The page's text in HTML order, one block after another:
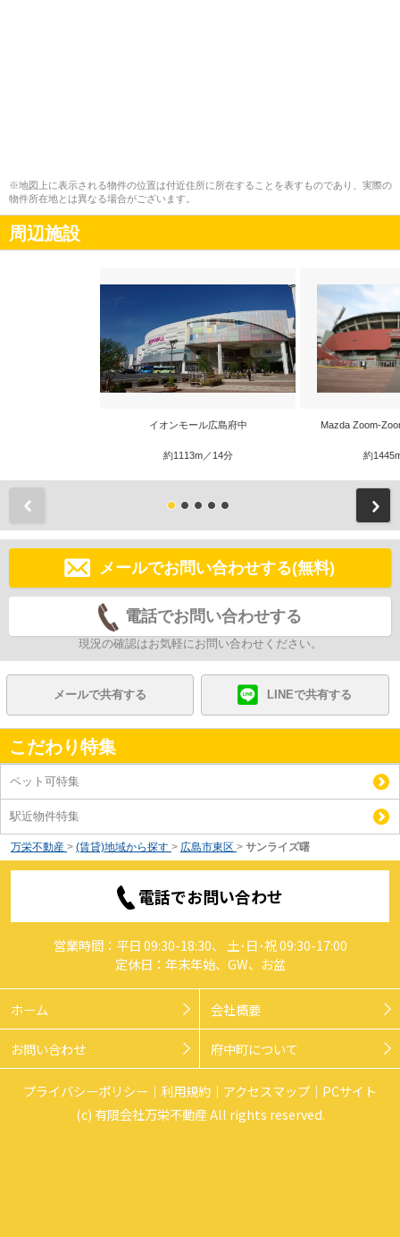
※地図上に表示される物件の位置は付近住所に所在することを表すものであり、実際の
物件所在地とは異なる場合がございます。
周辺施設
イオンモール広島府中
約1113m／14分
Mazda Zoom-
約
メールでお問い合わせする(無料)
電話でお問い合わせする
現況の確認はお気軽にお問い合わせください。
メールで共有する LINEで共有する
こだわり特集
ペット可特集
駅近物件特集
万栄不動産 > (賃貸)地域から探す > 広島市東区 > サンライズ曙
電話でお問い合わせ
営業時間：平日 09:30-18:30、 土･日･祝 09:30-17:00
定休日：年末年始、GW、お盆
ホーム 会社概要
お問い合わせ 府中町について
プライバシーポリシー 利用規約 アクセスマップ
PCサイト
(c) 有限会社万栄不動産 All rights reserved.